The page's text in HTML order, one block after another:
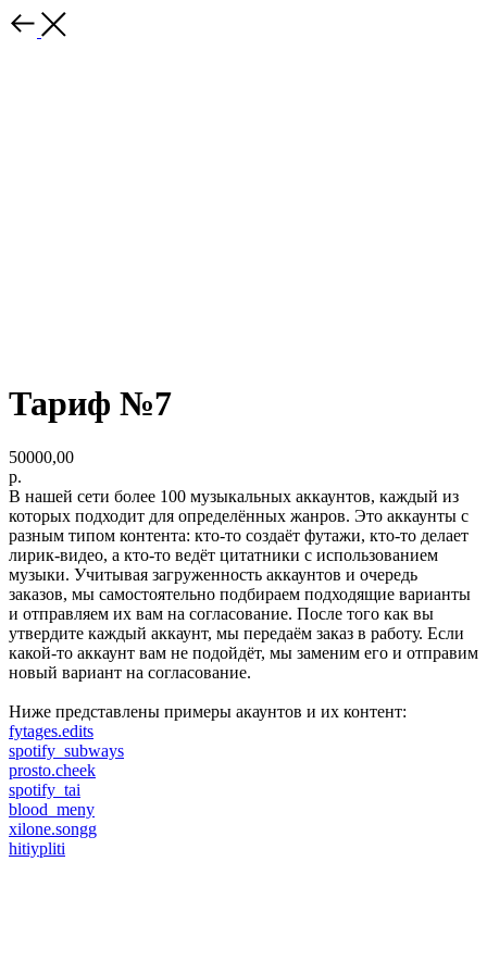
Тариф №7
50000,00
р.
В нашей сети более 100 музыкальных аккаунтов, каждый из
которых подходит для определённых жанров. Это аккаунты с
разным типом контента: кто-то создаёт футажи, кто-то делает
лирик-видео, а кто-то ведёт цитатники с использованием
музыки. Учитывая загруженность аккаунтов и очередь
заказов, мы самостоятельно подбираем подходящие варианты
и отправляем их вам на согласование. После того как вы
утвердите каждый аккаунт, мы передаём заказ в работу. Если
какой-то аккаунт вам не подойдёт, мы заменим его и отправим
новый вариант на согласование.
Ниже представлены примеры акаунтов и их контент:
fytages.edits
spotify_subways
prosto.cheek
spotify_tai
blood_meny
xilone.songg
hitiypliti